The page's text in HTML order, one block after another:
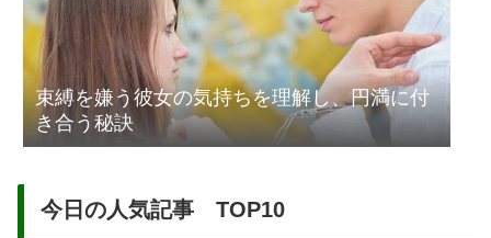
束縛を嫌う彼女の気持ちを理解し、円満に付
き合う秘訣
今日の人気記事 TOP10